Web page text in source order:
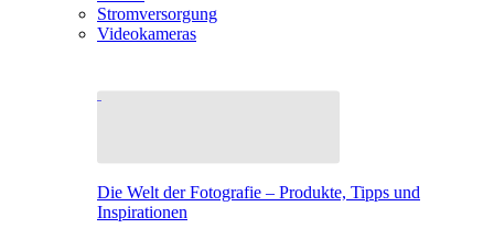
Stromversorgung
Videokameras
Die Welt der Fotografie – Produkte, Tipps und
Inspirationen